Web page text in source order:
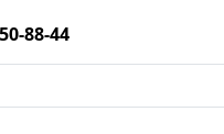
и в
88-44